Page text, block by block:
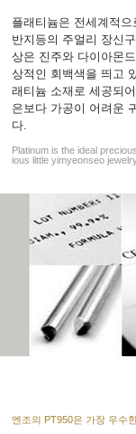
플래티늄은 전세계적
반지등의 주얼리 장신
상은 진주와 다이아몬
상적인 회백색을 띄고
래티늄 소재로 세공되
은보다 가공이 어려운
다.
Platinum is the ideal
ious little yimyeonseo
엔조의 PT950은 가장 우수